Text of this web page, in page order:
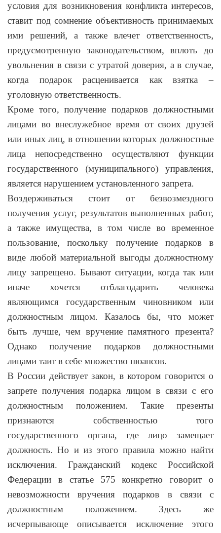
условия для возникновения конфликта интересов,
ставит под сомнение объективность принимаемых
ими решений, а также влечет ответственность,
предусмотренную законодательством, вплоть до
увольнения в связи с утратой доверия, а в случае,
когда подарок расценивается как взятка –
уголовную ответственность.
Кроме того, получение подарков должностными
лицами во внеслужебное время от своих друзей
или иных лиц, в отношении которых должностные
лица непосредственно осуществляют функции
государственного (муниципального) управления,
является нарушением установленного запрета.
Воздерживаться стоит от безвозмездного
получения услуг, результатов выполненных работ,
а также имущества, в том числе во временное
пользование, поскольку получение подарков в
виде любой материальной выгоды должностному
лицу запрещено. Бывают ситуации, когда так или
иначе хочется отблагодарить человека
являющимся государственным чиновником или
должностным лицом. Казалось бы, что может
быть лучше, чем вручение памятного презента?
Однако получение подарков должностными
лицами таит в себе множество нюансов.
В России действует закон, в котором говорится о
запрете получения подарка лицом в связи с его
должностным положением. Такие презенты
признаются собственностью того
государственного органа, где лицо замещает
должность. Но и из этого правила можно найти
исключения. Гражданский кодекс Российской
Федерации в статье 575 конкретно говорит о
невозможности вручения подарков в связи с
должностным положением. Здесь же
исчерпывающе описывается исключение этого